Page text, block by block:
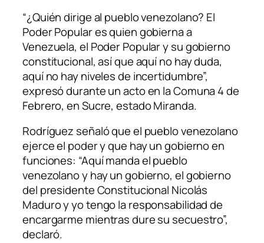
“¿Quién dirige al pueblo venezolano? El
Poder Popular es quien gobierna a
Venezuela, el Poder Popular y su gobierno
constitucional, así que aquí no hay duda,
aquí no hay niveles de incertidumbre”,
expresó durante un acto en la Comuna 4 de
Febrero, en Sucre, estado Miranda.
Rodríguez señaló que el pueblo venezolano
ejerce el poder y que hay un gobierno en
funciones: “Aquí manda el pueblo
venezolano y hay un gobierno, el gobierno
del presidente Constitucional Nicolás
Maduro y yo tengo la responsabilidad de
encargarme mientras dure su secuestro”,
declaró.